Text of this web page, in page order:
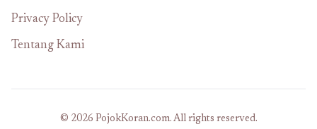
Privacy Policy
Tentang Kami
© 2026 PojokKoran.com. All rights reserved.